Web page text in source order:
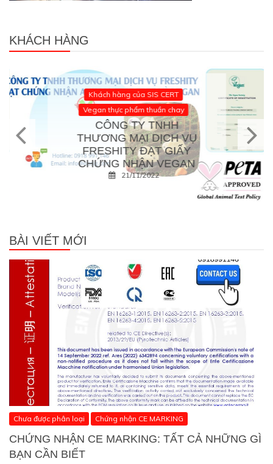
KHÁCH HÀNG
Khách hàng của SIS CERT
Vegan thực phẩm thuần chay
CÔNG TY TNHH
THƯƠNG MẠI DỊCH VỤ
FRESHITY ĐẠT GIẤY
CHỨNG NHẬN VEGAN
21/11/2022
BÀI VIẾT MỚI
Chưa được phân loại Chứng nhận CE MARKING
CHỨNG NHẬN CE MARKING: TẤT CẢ NHỮNG GÌ
BẠN CẦN BIẾT